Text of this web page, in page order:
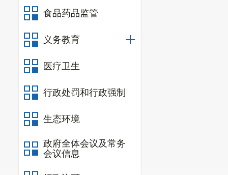
食品药品监管
义务教育
医疗卫生
行政处罚和行政强制
生态环境
政府全体会议及常务
会议信息